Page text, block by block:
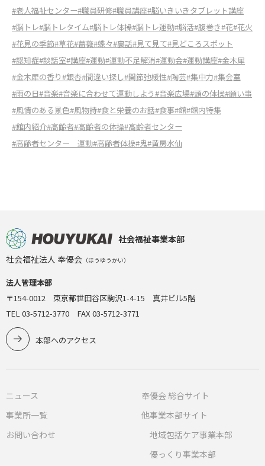
#老人福祉センター#職員研修#職員講座#脳いきいきタブレット講座
#脳トレ#脳トレタイム#脳トレ体操#脳トレ運動#脳活#腹巻き#花#花火
#花見の季節#草花#薔薇#蝶々#裏話#見て見て#見どころスポット
#認知症#談話室#講座#運動#運動不足解消#運動会#運動講座#金木犀
#金木犀の香り#銀杏#間違い探し#関節弛緩性#陶芸#集中力#集会室
#雨の日#音楽#音楽に合わせて運動しよう#音楽広場#頭の体操#願い事
#風情のある景色#風物詩#食と栄養のお話#食事#館#館内特集
#館内紹介#高齢者#高齢者の体操#高齢者センター
#高齢者センター 運動#高齢者体操#鬼#黄房水仙
社会福祉事業本部
社会福祉法人 奉優会 （ほうゆうかい）
法人管理本部
〒154-0012 東京都世田谷区駒沢1-4-15 真井ビル5階
TEL 03-5712-3770 FAX 03-5712-3771
本部へのアクセス
ニュース
事業所一覧
お問い合わせ
奉優会 総合サイト
他事業本部サイト
地域包括ケア事業本部
優っくり事業本部